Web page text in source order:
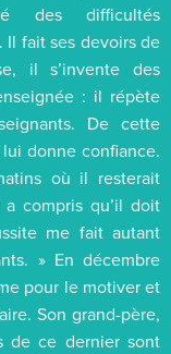
des difficultés
Il fait ses devoirs de
il s’invente des
: il répète
De cette
donne confiance.
où il resterait
compris qu’il doit
me fait autant
» En décembre
pour le motiver et
Son grand-père,
de ce dernier sont